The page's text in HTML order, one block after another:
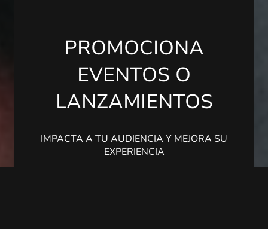
PROMOCIONA
EVENTOS O
LANZAMIENTOS
IMPACTA A TU AUDIENCIA Y MEJORA SU
EXPERIENCIA